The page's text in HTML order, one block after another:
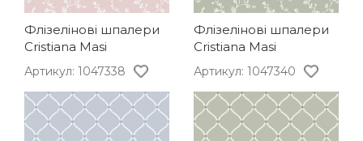
Флізелінові шпалери
Cristiana Masi
Артикул: 1047338
Флізелінові шпалери
Cristiana Masi
Артикул: 1047340